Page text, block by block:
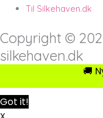
Til Silkehaven.dk
Copyright ©
silkehaven.dk
🚚
Got it!